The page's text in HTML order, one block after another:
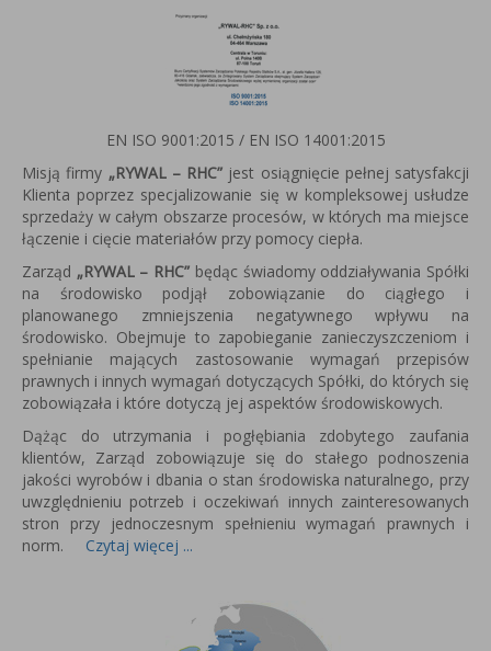
EN ISO 9001:2015 / EN ISO 14001:2015
Misją firmy „RYWAL – RHC” jest osiągnięcie pełnej satysfakcji
Klienta poprzez specjalizowanie się w kompleksowej usłudze
sprzedaży w całym obszarze procesów, w których ma miejsce
łączenie i cięcie materiałów przy pomocy ciepła.
Zarząd „RYWAL – RHC” będąc świadomy oddziaływania Spółki
na środowisko podjął zobowiązanie do ciągłego i
planowanego zmniejszenia negatywnego wpływu na
środowisko. Obejmuje to zapobieganie zanieczyszczeniom i
spełnianie mających zastosowanie wymagań przepisów
prawnych i innych wymagań dotyczących Spółki, do których się
zobowiązała i które dotyczą jej aspektów środowiskowych.
Dążąc do utrzymania i pogłębiania zdobytego zaufania
klientów, Zarząd zobowiązuje się do stałego podnoszenia
jakości wyrobów i dbania o stan środowiska naturalnego, przy
uwzględnieniu potrzeb i oczekiwań innych zainteresowanych
stron przy jednoczesnym spełnieniu wymagań prawnych i
norm. Czytaj więcej ...